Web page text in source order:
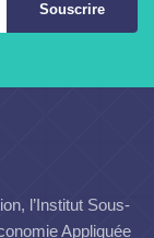
Souscrire
l’Institut Sous-
Appliquée